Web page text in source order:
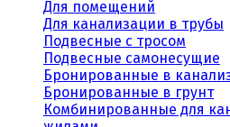
Для помещений
Для канализации в трубы
Подвесные с тросом
Подвесные самонесущие
Бронированные в
Бронированные в грунт
Комбинированные для